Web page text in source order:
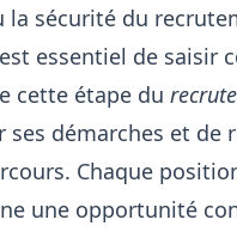
la sécurité du
essentiel de saisir
cette étape du
ses démarches et de
Chaque
une opportunité